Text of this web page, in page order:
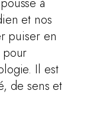
et nos
puiser en
pour
Il est
de sens et